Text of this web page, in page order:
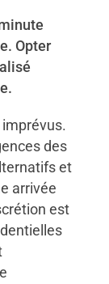
Opter
des
et
arrivée
est